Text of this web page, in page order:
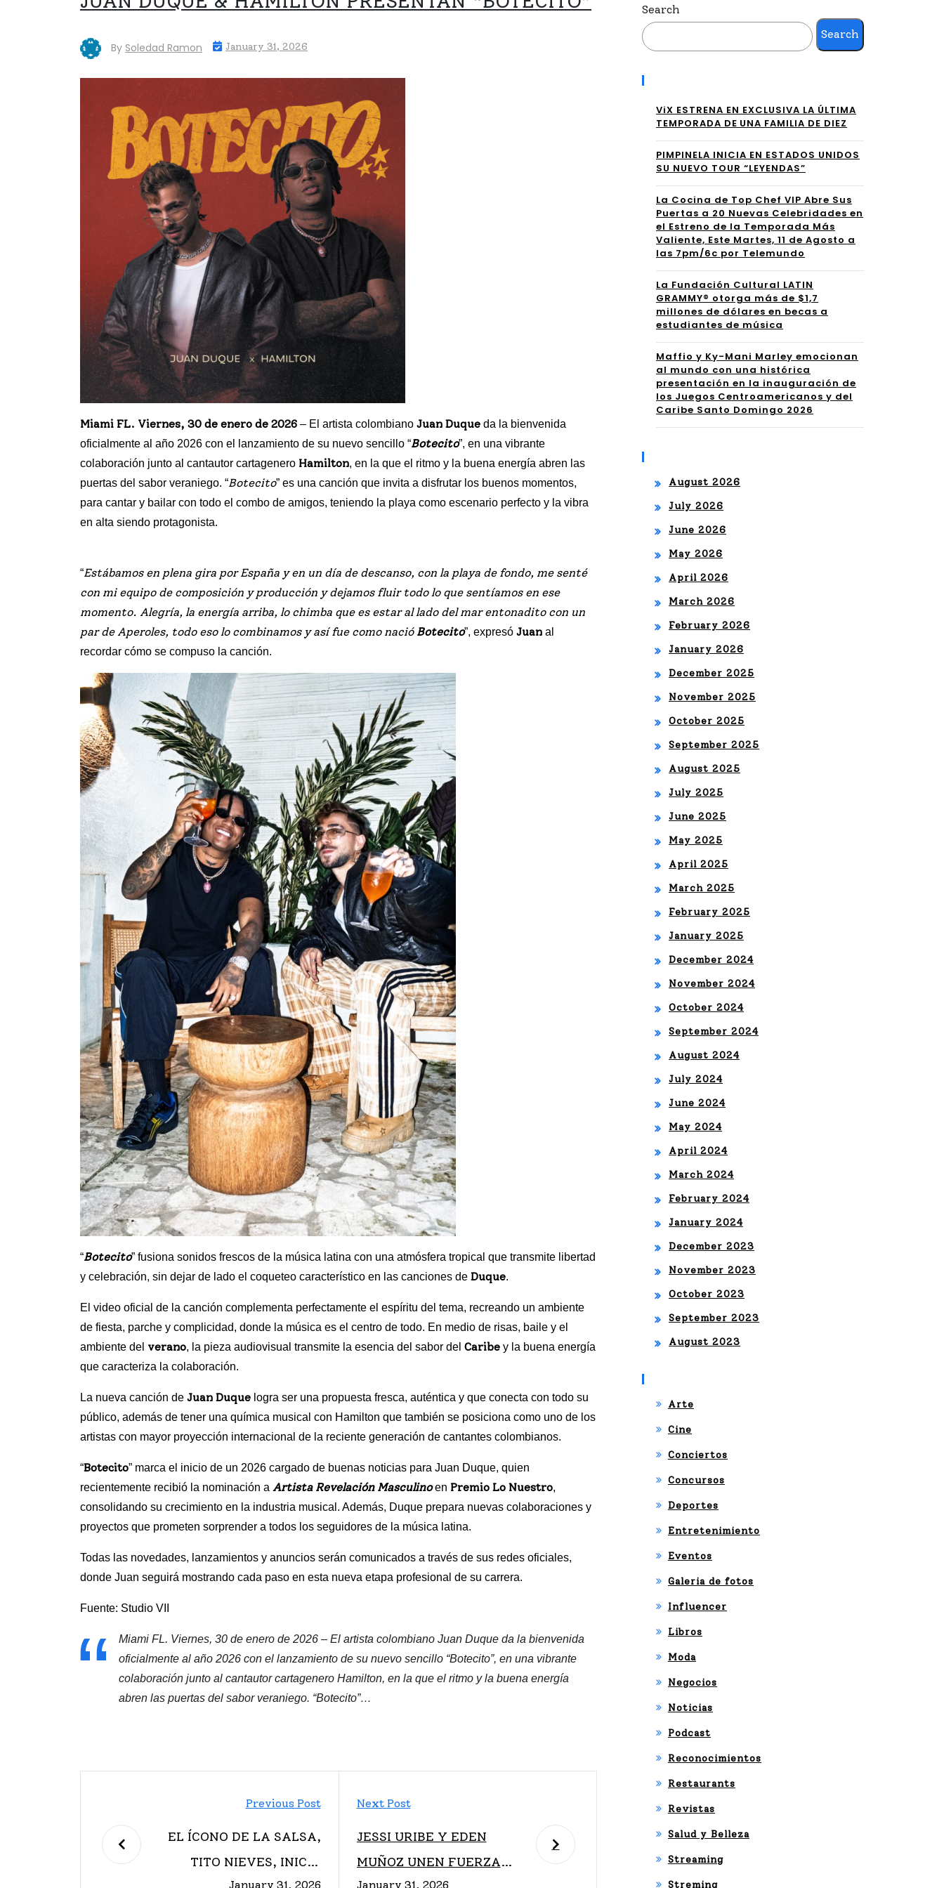
By Soledad Ramon January 31, 2026
Miami FL. Viernes, 30 de enero de 2026 – El artista colombiano Juan Duque da la bienvenida
oficialmente al año 2026 con el lanzamiento de su nuevo sencillo “Botecito”, en una vibrante
colaboración junto al cantautor cartagenero Hamilton, en la que el ritmo y la buena energía abren las
puertas del sabor veraniego. “Botecito” es una canción que invita a disfrutar los buenos momentos,
para cantar y bailar con todo el combo de amigos, teniendo la playa como escenario perfecto y la vibra
en alta siendo protagonista.
“Estábamos en plena gira por España y en un día de descanso, con la playa de fondo, me senté
con mi equipo de composición y producción y dejamos fluir todo lo que sentíamos en ese
momento. Alegría, la energía arriba, lo chimba que es estar al lado del mar entonadito con un
par de Aperoles, todo eso lo combinamos y así fue como nació Botecito”, expresó Juan al
recordar cómo se compuso la canción.
“Botecito” fusiona sonidos frescos de la música latina con una atmósfera tropical que transmite libertad
y celebración, sin dejar de lado el coqueteo característico en las canciones de Duque.
El video oficial de la canción complementa perfectamente el espíritu del tema, recreando un ambiente
de fiesta, parche y complicidad, donde la música es el centro de todo. En medio de risas, baile y el
ambiente del verano, la pieza audiovisual transmite la esencia del sabor del Caribe y la buena energía
que caracteriza la colaboración.
La nueva canción de Juan Duque logra ser una propuesta fresca, auténtica y que conecta con todo su
público, además de tener una química musical con Hamilton que también se posiciona como uno de los
artistas con mayor proyección internacional de la reciente generación de cantantes colombianos.
“Botecito” marca el inicio de un 2026 cargado de buenas noticias para Juan Duque, quien
recientemente recibió la nominación a Artista Revelación Masculino en Premio Lo Nuestro,
consolidando su crecimiento en la industria musical. Además, Duque prepara nuevas colaboraciones y
proyectos que prometen sorprender a todos los seguidores de la música latina.
Todas las novedades, lanzamientos y anuncios serán comunicados a través de sus redes oficiales,
donde Juan seguirá mostrando cada paso en esta nueva etapa profesional de su carrera.
Fuente: Studio VII
Miami FL. Viernes, 30 de enero de 2026 – El artista colombiano Juan Duque da la bienvenida
oficialmente al año 2026 con el lanzamiento de su nuevo sencillo “Botecito”, en una vibrante
colaboración junto al cantautor cartagenero Hamilton, en la que el ritmo y la buena energía
abren las puertas del sabor veraniego. “Botecito”…
Previous Post
EL ÍCONO DE LA SALSA,
TITO NIEVES, INICIA
January 31, 2026
Next Post
JESSI URIBE Y EDEN
MUÑOZ UNEN FUERZAS
January 31, 2026
Search
Search
ViX ESTRENA EN EXCLUSIVA LA ÚLTIMA
TEMPORADA DE UNA FAMILIA DE DIEZ
PIMPINELA INICIA EN ESTADOS UNIDOS
SU NUEVO TOUR “LEYENDAS”
La Cocina de Top Chef VIP Abre Sus
Puertas a 20 Nuevas Celebridades en
el Estreno de la Temporada Más
Valiente, Este Martes, 11 de Agosto a
las 7pm/6c por Telemundo
La Fundación Cultural LATIN
GRAMMY® otorga más de $1,7
millones de dólares en becas a
estudiantes de música
Maffio y Ky-Mani Marley emocionan
al mundo con una histórica
presentación en la inauguración de
los Juegos Centroamericanos y del
Caribe Santo Domingo 2026
August 2026
July 2026
June 2026
May 2026
April 2026
March 2026
February 2026
January 2026
December 2025
November 2025
October 2025
September 2025
August 2025
July 2025
June 2025
May 2025
April 2025
March 2025
February 2025
January 2025
December 2024
November 2024
October 2024
September 2024
August 2024
July 2024
June 2024
May 2024
April 2024
March 2024
February 2024
January 2024
December 2023
November 2023
October 2023
September 2023
August 2023
Arte
Cine
Conciertos
Concursos
Deportes
Entretenimiento
Eventos
Galeria de fotos
Influencer
Libros
Moda
Negocios
Noticias
Podcast
Reconocimientos
Restaurants
Revistas
Salud y Belleza
Streaming
Streming